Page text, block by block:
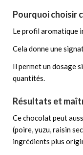
Pourquoi choisir
Le profil aromatique
Cela donne une
Il permet un dosage
quantités.
Résultats et
Ce chocolat peut
(poire, yuzu, raisin
ingrédients plus